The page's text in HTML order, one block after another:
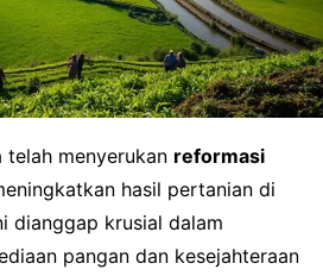
telah menyerukan reformasi
hasil pertanian di
dianggap krusial dalam
pangan dan kesejahteraan